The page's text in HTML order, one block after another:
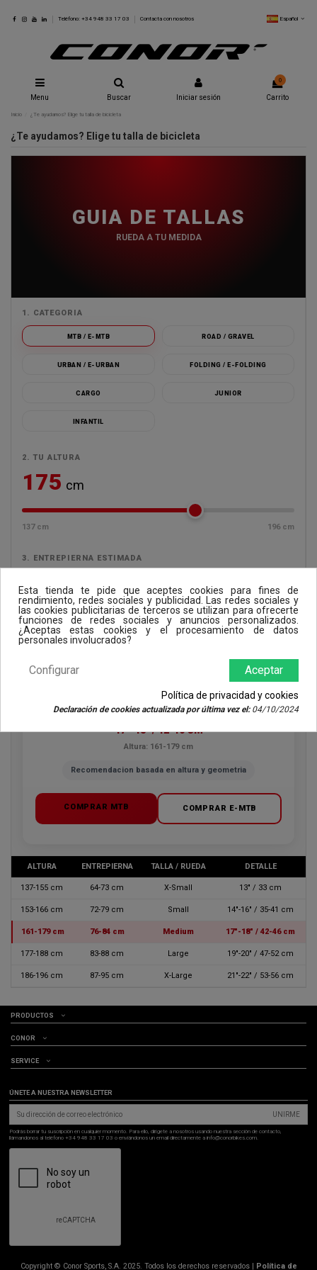
Teléfono: +34 948 33 17 03 Contacta con nosotros Español
Menu Buscar Iniciar sesión
0
Carrito
Inicio ¿Te ayudamos? Elige tu talla de bicicleta
¿Te ayudamos? Elige tu talla de bicicleta
GUIA DE TALLAS
RUEDA A TU MEDIDA
1. CATEGORIA
MTB / E-MTB ROAD / GRAVEL
URBAN / E-URBAN FOLDING / E-FOLDING
CARGO JUNIOR
INFANTIL
2. TU ALTURA
175 cm
137 cm 196 cm
3. ENTREPIERNA ESTIMADA
76-84 cm
Rango orientativo segun tu altura
Medium
17"-18" / 42-46 CM
Altura: 161-179 cm
Recomendacion basada en altura y geometria
COMPRAR MTB COMPRAR E-MTB
ALTURA ENTREPIERNA TALLA / RUEDA DETALLE
137-155 cm 64-73 cm X-Small 13" / 33 cm
153-166 cm 72-79 cm Small 14"-16" / 35-41 cm
161-179 cm 76-84 cm Medium 17"-18" / 42-46 cm
177-188 cm 83-88 cm Large 19"-20" / 47-52 cm
186-196 cm 87-95 cm X-Large 21"-22" / 53-56 cm
PRODUCTOS
CONOR
SERVICE
ÚNETE A NUESTRA NEWSLETTER
UNIRME
Podrás borrar tu suscripción en cualquier momento. Para ello, dirígete a nosotros usando nuestra sección de contacto,
llámandonos al teléfono +34 948 33 17 03 o enviándonos un email directamente a info@conorbikes.com.
Copyright © Conor Sports, S.A. 2025. Todos los derechos reservados | Política de
Esta tienda te pide que aceptes cookies para fines de
rendimiento, redes sociales y publicidad. Las redes sociales y
las cookies publicitarias de terceros se utilizan para ofrecerte
funciones de redes sociales y anuncios personalizados.
¿Aceptas estas cookies y el procesamiento de datos
personales involucrados?
Aceptar
Configurar
Política de privacidad y cookies
Declaración de cookies actualizada por última vez el:04/10/2024